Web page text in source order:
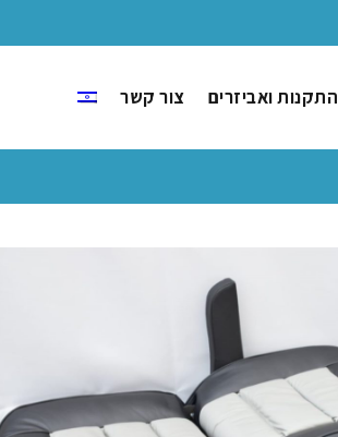
התקנות ואביזרים צור קשר